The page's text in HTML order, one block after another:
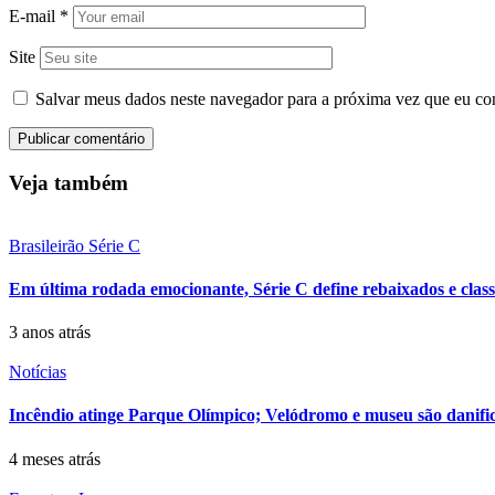
E-mail *
Site
Salvar meus dados neste navegador para a próxima vez que eu
Veja também
Brasileirão Série C
Em última rodada emocionante, Série C define rebaixados e
3 anos atrás
Notícias
Incêndio atinge Parque Olímpico; Velódromo e museu são
4 meses atrás